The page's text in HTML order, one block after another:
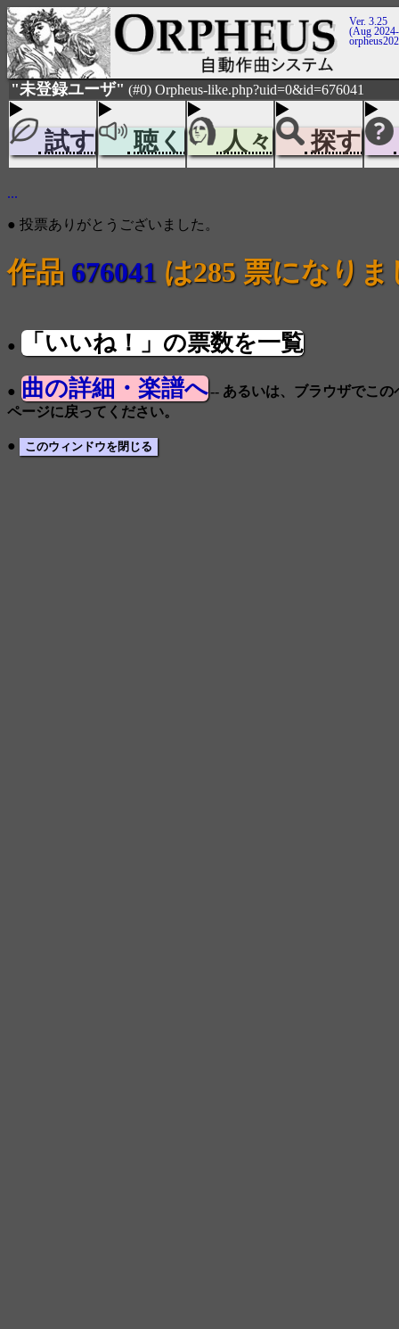
Ver. 3.25
(Aug
"未登録ユーザ" (#0) Orpheus-like.php?uid=0&id=676041
試す 聴く 人々 探す
...
● 投票ありがとうございました。
作品 676041 は285 票になりま
● 「いいね！」の票数を一覧
● 曲の詳細・楽譜へ-- あるいは、ブラウザでこ
ページに戻ってください。
●